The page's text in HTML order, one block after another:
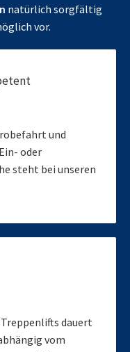
natürlich sorgfältig
vor.
und
oder
steht bei unseren
dauert
vom